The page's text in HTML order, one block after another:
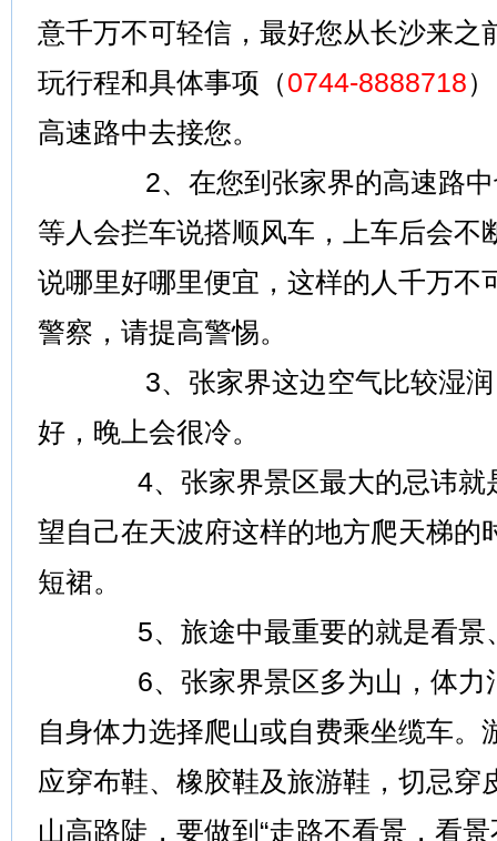
意千万不可轻信，最好您从长沙来之
玩行程和具体事项（0744-8888718
高速路中去接您。
2、在您到张家界的高速路中
等人会拦车说搭顺风车，上车后会不
说哪里好哪里便宜，这样的人千万不
警察，请提高警惕。
3、张家界这边空气比较湿润
好，晚上会很冷。
4、张家界景区最大的忌讳就
望自己在天波府这样的地方爬天梯的
短裙。
5、旅途中最重要的就是看景
6、张家界景区多为山，体力
自身体力选择爬山或自费乘坐缆车。
应穿布鞋、橡胶鞋及旅游鞋，切忌穿
山高路陡，要做到“走路不看景，看